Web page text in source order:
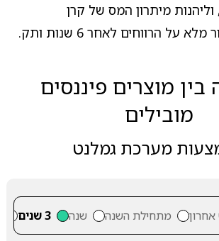
וליהנות מיתרון המס של קרן
הרווחים לאחר 6 שנות ותק.
בין מוצרים פיננסים
מובילים
מערכת גמלנט
מתחילת השנה שנה 3 שנים